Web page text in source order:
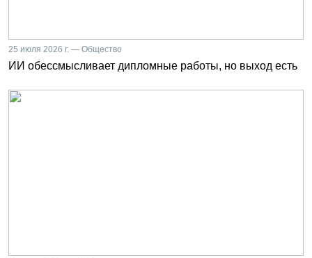
25 июля 2026 г. — Общество
ИИ обессмысливает дипломные работы, но выход есть